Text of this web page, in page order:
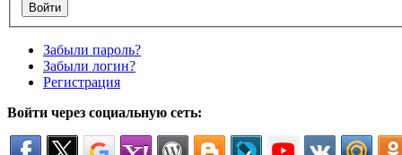
Забыли пароль?
Забыли логин?
Регистрация
Войти через социальную сеть: